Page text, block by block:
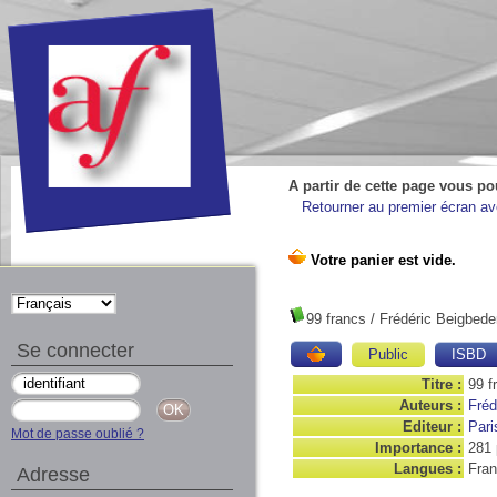
A partir de cette page vous
Retourner au premier écran
99 francs / Frédéric
Public
ISBD
Titre : 99
Auteurs :
Editeur :
Importance : 281
Langues :
Se connecter
Mot de passe oublié ?
Adresse